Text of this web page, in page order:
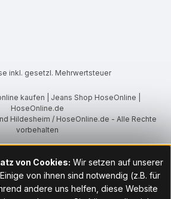
inkl. gesetzl. Mehrwertsteuer
kaufen | Jeans Shop HoseOnline |
HoseOnline.de
Hildesheim / HoseOnline.de - Alle Rechte
vorbehalten
von Cookies: Wir setzen auf unserer
von ihnen sind notwendig (z.B. für
andere uns helfen, diese Website